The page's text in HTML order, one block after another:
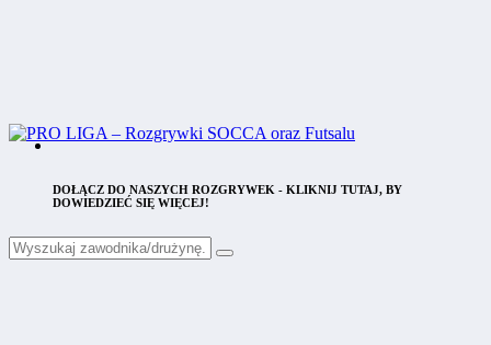
DOŁĄCZ DO NASZYCH ROZGRYWEK - KLIKNIJ TUTAJ, BY
DOWIEDZIEĆ SIĘ WIĘCEJ!